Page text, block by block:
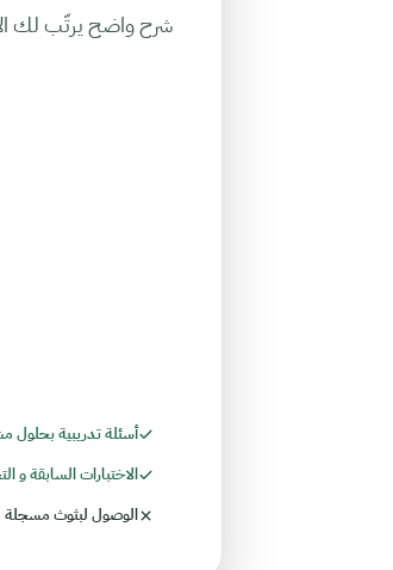
شرح واضح يرتّب لك الأساسيات.
أسئلة تدريبية بحلول
الاختبارات السابقة و
الوصول لبثوث مسجلة